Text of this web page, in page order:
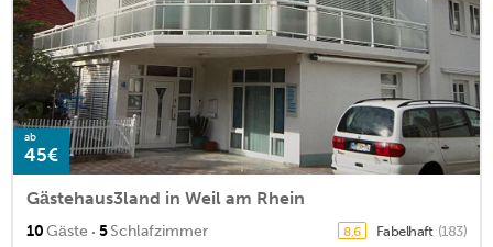
ab
45€
Gästehaus3land in Weil am Rhein
10Gäste · 5Schlafzimmer 8,6 Fabelhaft (183)